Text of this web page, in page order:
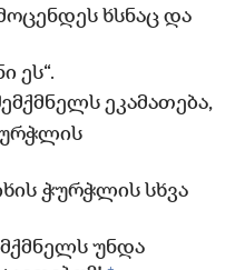
ხსნაც და
ეს“.
ეკამათება,
ჭურჭლის სხვა
უნდა